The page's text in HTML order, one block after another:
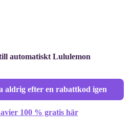
automatiskt Lululemon
aldrig efter en rabattkod igen
100 % gratis här